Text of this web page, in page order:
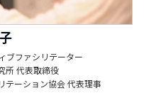
ブファシリテーター
所 代表取締役
テーション協会 代表理事